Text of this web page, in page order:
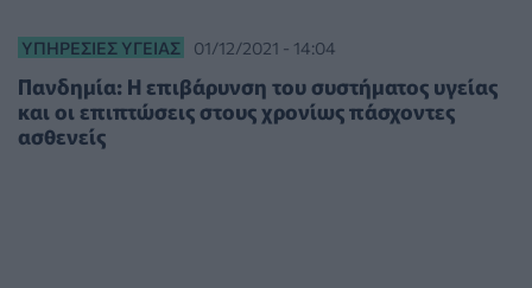
ΥΠΗΡΕΣΊΕΣ ΥΓΕΊΑΣ 01/12/2021 - 14:04
Πανδημία: Η επιβάρυνση του συστήματος υγείας
και οι επιπτώσεις στους χρονίως πάσχοντες
ασθενείς